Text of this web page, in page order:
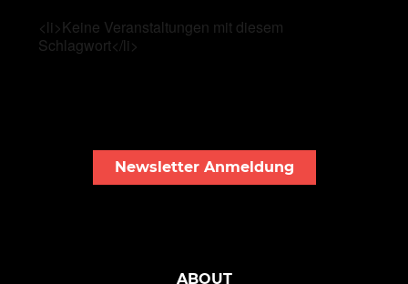
<li>Keine Veranstaltungen mit diesem
Schlagwort</li>
Newsletter Anmeldung
ABOUT